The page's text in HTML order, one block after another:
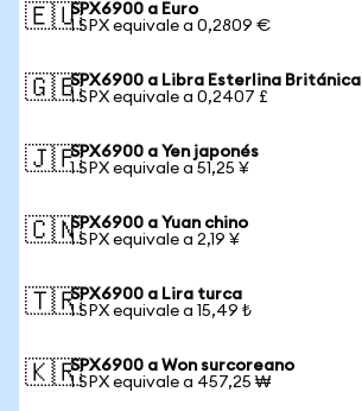
🇪🇺SPX6900 a Euro
1 SPX equivale a 0,2809 €
🇬🇧SPX6900 a Libra Esterlina Británica
1 SPX equivale a 0,2407 £
🇯🇵SPX6900 a Yen japonés
1 SPX equivale a 51,25 ¥
🇨🇳SPX6900 a Yuan chino
1 SPX equivale a 2,19 ¥
🇹🇷SPX6900 a Lira turca
1 SPX equivale a 15,49 ₺
🇰🇷SPX6900 a Won surcoreano
1 SPX equivale a 457,25 ₩